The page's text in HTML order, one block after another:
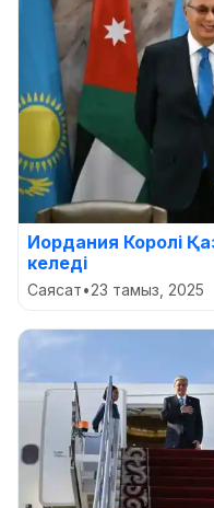
Иордания Королі
келеді
Саясат•23 тамыз, 2025